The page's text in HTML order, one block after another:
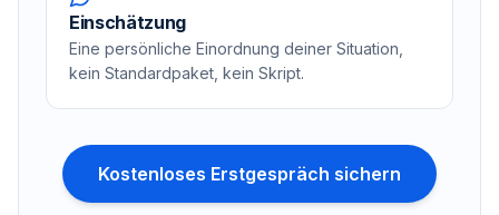
Einschätzung
Eine persönliche Einordnung deiner Situation,
kein Standardpaket, kein Skript.
Kostenloses Erstgespräch sichern